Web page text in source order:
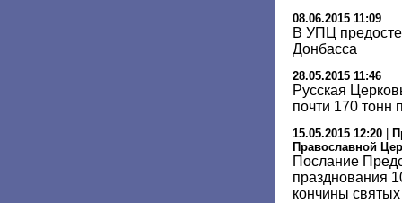
08.06.2015 11:09
В УПЦ
Донбасса
28.05.2015 11:46
Русская
почти 170
15.05.2015 12:20
Православной
Послание
празднования
кончины